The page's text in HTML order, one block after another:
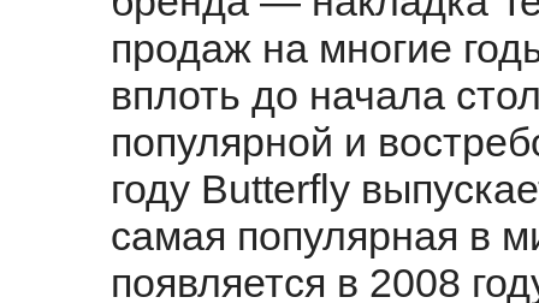
продаж на многие
вплоть до начала
популярной и
году Butterfly
самая популярная в
появляется в 2008